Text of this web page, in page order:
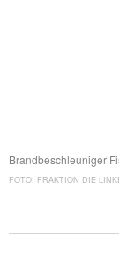
Memo-
Brandbeschleuniger
FRAKTION DIE